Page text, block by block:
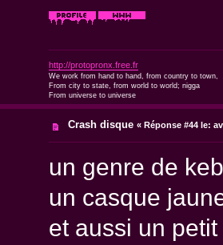
http://protopronx.free.fr
We work from hand to hand, from country to town,
From city to state, from world to world; nigga
From universe to universe
Crash disque «Réponse #44 le:
un genre de
un casque
et aussi un